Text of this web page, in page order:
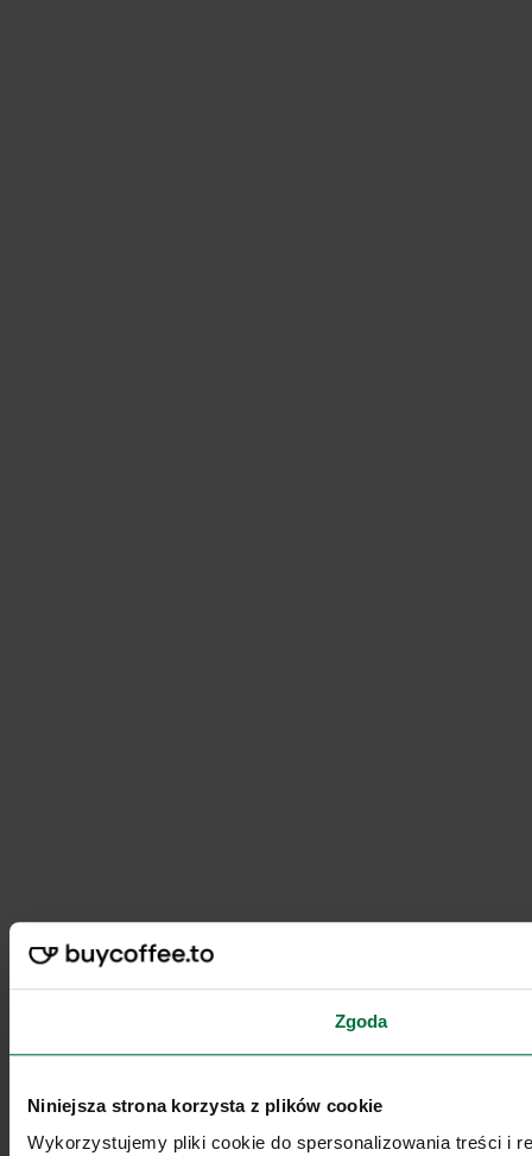
Zgoda
Niniejsza strona korzysta z plików cookie
Wykorzystujemy pliki cookie do spersonalizowania treści i